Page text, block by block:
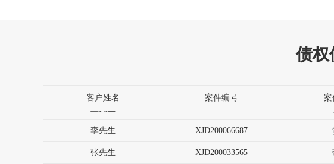
债权
客户姓名 案件编号 案
王先生 XJD200055889
李先生
张先生
沈先生